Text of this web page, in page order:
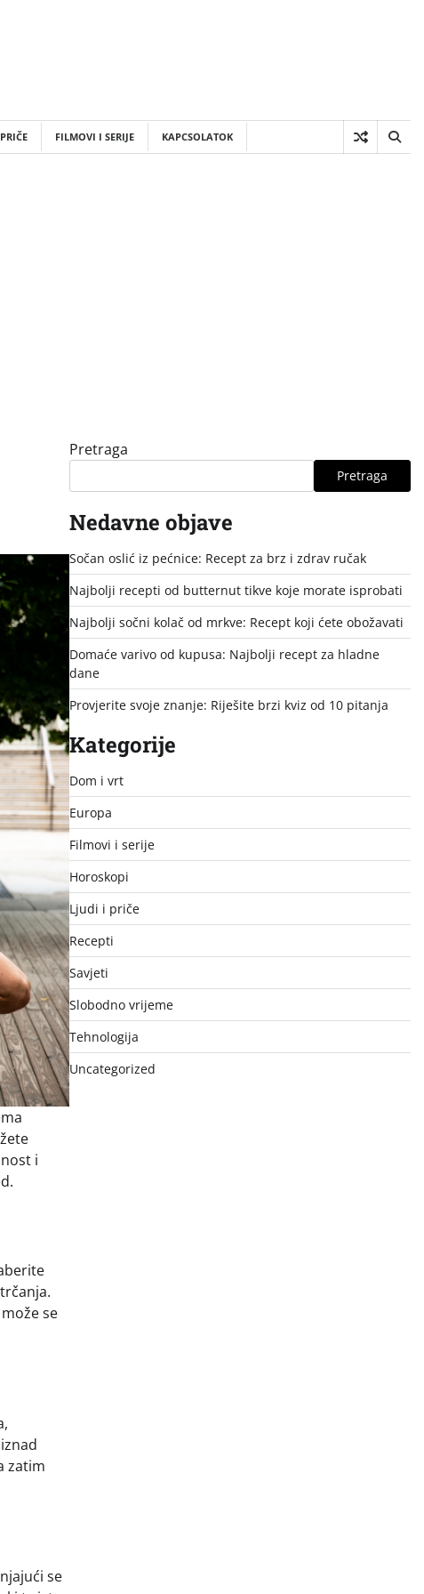
FILMOVI I SERIJE KAPCSOLATOK
i
se
zatim
se
Pretraga
Pretraga
Nedavne objave
Sočan oslić iz pećnice: Recept za brz i zdrav ručak
Najbolji recepti od butternut tikve koje morate isprobati
Najbolji sočni kolač od mrkve: Recept koji ćete obožavati
Domaće varivo od kupusa: Najbolji recept za hladne
dane
Provjerite svoje znanje: Riješite brzi kviz od 10 pitanja
Kategorije
Dom i vrt
Europa
Filmovi i serije
Horoskopi
Ljudi i priče
Recepti
Savjeti
Slobodno vrijeme
Tehnologija
Uncategorized